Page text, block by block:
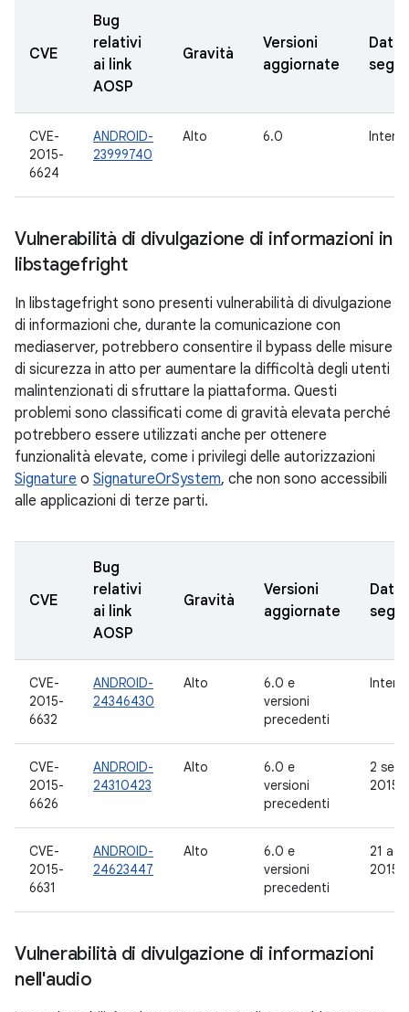
CVE
Bug
relativi
ai link
AOSP
Gravità
Versioni
aggiornate
Data
CVE-
2015-
6624
ANDROID-
23999740
Alto 6.0
Vulnerabilità di divulgazione di informazioni in
libstagefright
In libstagefright sono presenti vulnerabilità di divulgazione
di informazioni che, durante la comunicazione con
mediaserver, potrebbero consentire il bypass delle misure
di sicurezza in atto per aumentare la difficoltà degli utenti
malintenzionati di sfruttare la piattaforma. Questi
problemi sono classificati come di gravità elevata perché
potrebbero essere utilizzati anche per ottenere
funzionalità elevate, come i privilegi delle autorizzazioni
Signature o SignatureOrSystem, che non sono accessibili
alle applicazioni di terze parti.
CVE
Bug
relativi
ai link
AOSP
Gravità
Versioni
aggiornate
Data
CVE-
2015-
6632
ANDROID-
24346430
Alto
6.0 e
versioni
precedenti
CVE-
2015-
6626
ANDROID-
24310423
Alto
6.0 e
versioni
precedenti
2
2015
CVE-
2015-
6631
ANDROID-
24623447
Alto
6.0 e
versioni
precedenti
21
2015
Vulnerabilità di divulgazione di informazioni
nell'audio